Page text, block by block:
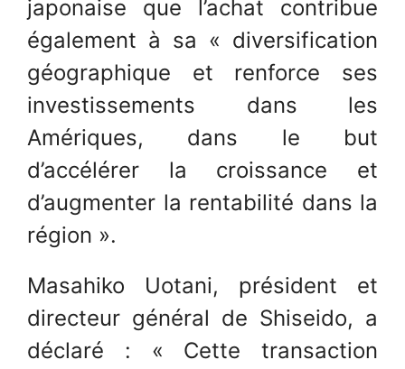
japonaise que l’achat contribue
également à sa « diversification
géographique et renforce ses
investissements dans les
Amériques, dans le but
d’accélérer la croissance et
d’augmenter la rentabilité dans la
région ».
Masahiko Uotani, président et
directeur général de Shiseido, a
déclaré : « Cette transaction